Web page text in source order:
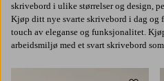
skrivebord i ulike størrelser og design,
Kjøp ditt nye svarte skrivebord i dag og
touch av eleganse og funksjonalitet.
arbeidsmiljø med et svart skrivebord